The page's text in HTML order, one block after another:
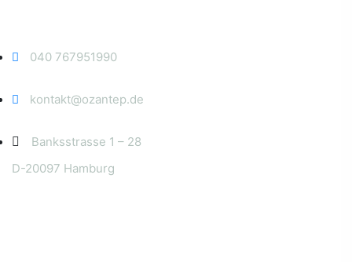
040 767951990
kontakt@ozantep.de
Banksstrasse 1 – 28
D-20097 Hamburg